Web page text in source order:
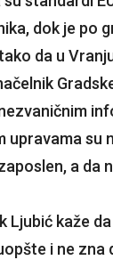
dok je po
da u
upravama
a da
Ljubić kaže
i ne